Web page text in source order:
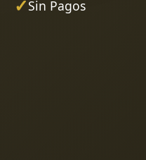
✓Sin Pagos